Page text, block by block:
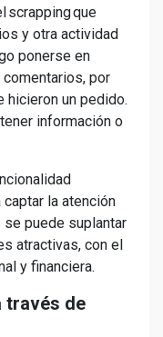
scrapping que
y otra actividad
ponerse en
por
hicieron un pedido.
información o
la atención
puede suplantar
atractivas, con el
y financiera.
través de